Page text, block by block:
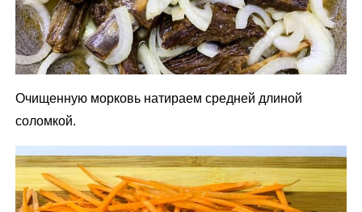
Очищенную морковь натираем средней длиной
соломкой.